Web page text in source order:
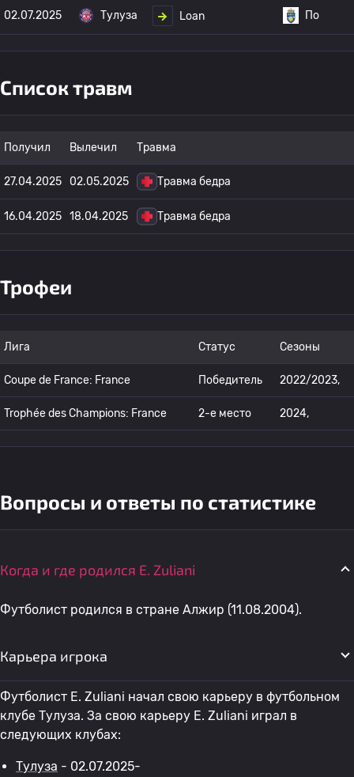
02.07.2025 Тулуза Loan По
Список травм
Получил Вылечил Травма
27.04.2025 02.05.2025 Травма бедра
16.04.2025 18.04.2025 Травма бедра
Трофеи
Лига Статус Сезоны
Coupe de France: France Победитель 2022/2023,
Trophée des Champions: France 2-е место 2024,
Вопросы и ответы по статистике
Когда и где родился E. Zuliani
Футболист родился в стране Алжир (11.08.2004).
Карьера игрока
Футболист E. Zuliani начал свою карьеру в футбольном
клубе Тулуза. За свою карьеру E. Zuliani играл в
следующих клубах:
Тулуза - 02.07.2025-